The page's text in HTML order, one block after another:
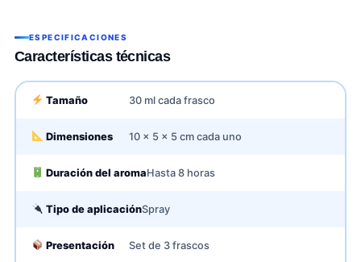
ESPECIFICACIONES
Características técnicas
Tamaño 30 ml cada frasco
Dimensiones 10 x 5 x 5 cm cada uno
Duración del aromaHasta 8 horas
Tipo de aplicaciónSpray
Presentación Set de 3 frascos